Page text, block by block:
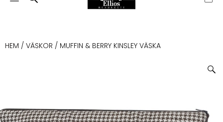
HEM / VÄSKOR / MUFFIN & BERRY KINSLEY VÄSKA